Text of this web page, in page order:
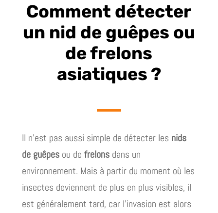
Comment détecter
un nid de guêpes ou
de frelons
asiatiques ?
Il n’est pas aussi simple de détecter les nids
de guêpesou de frelonsdans un
environnement. Mais à partir du moment où les
insectes deviennent de plus en plus visibles, il
est généralement tard, car l’invasion est alors